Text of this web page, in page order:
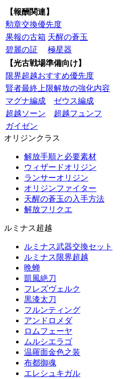
【報酬関連】
勲章交換優先度
果報の古箱 天醒の蒼玉
碧麗の証
極星器
【光古戦場準備向け】
限界超越おすすめ優先度
賢者最終上限解放の強化内容
マグナ編成
ゼウス編成
超越ソーン
超越フュンフ
ガイゼン
オリジンクラス
解放手順と必要素材
ウィザードオリジン
ランサーオリジン
オリジンファイター
天醒の蒼玉の入手方法
解放フリクエ
ルミナス超越
ルミナス武器交換セット
ルミナス限界超越
晩蝉
凱風絶刀
フレズヴェルク
黒漆太刀
フルンティング
アンドロメダ
ロムフェーヤ
ムルシエラゴ
温羅面金色之装
布都御魂
エレシュキガル